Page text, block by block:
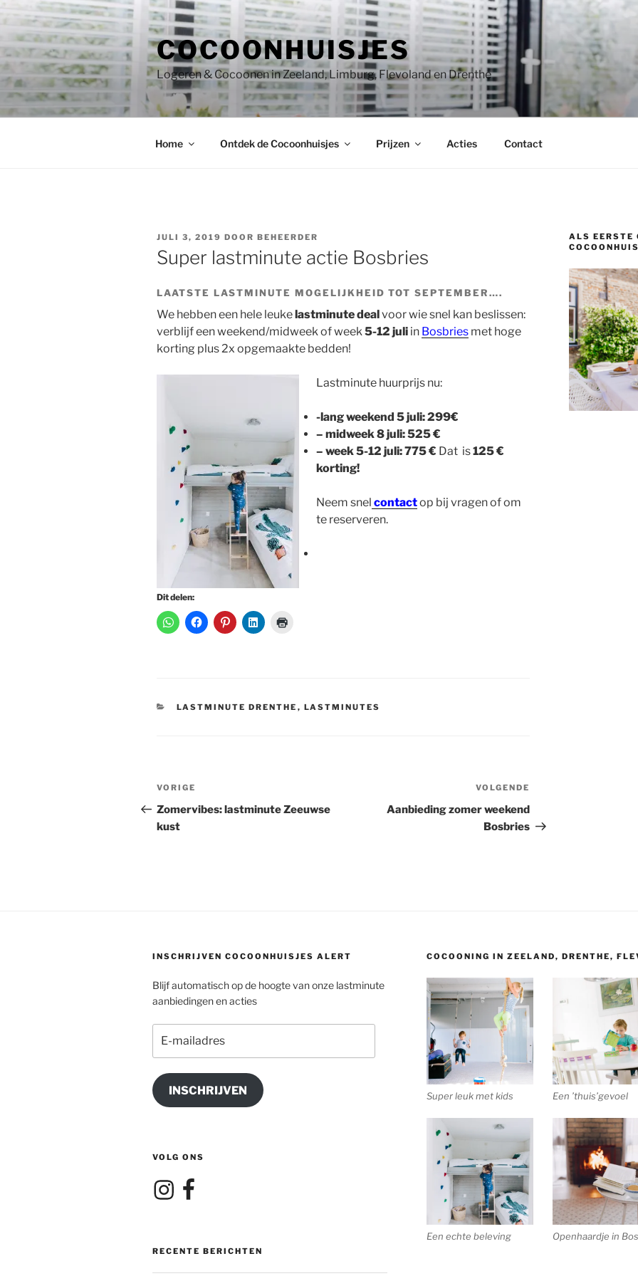
Ga
naar
inhoud
COCOONHUISJES
Logeren & Cocoonen in Zeeland, Limburg, Flevoland en Drenthe
Home Ontdek de Cocoonhuisjes Prijzen Acties Contact
GEPLAATST
OP
JULI 3, 2019 DOOR BEHEERDER
Super lastminute actie Bosbries
LAATSTE LASTMINUTE MOGELIJKHEID TOT SEPTEMBER….
We hebben een hele leukelastminute dealvoor wie snel kan beslissen:
verblijf een weekend/midweek of week5-12 juli in Bosbries met hoge
korting plus 2x opgemaakte bedden!
Lastminute huurprijs nu:
-lang weekend 5 juli: 299€
– midweek 8 juli: 525 €
– week 5-12 juli: 775 € Dat is125 €
korting!
Neem snel contactop bij vragen of om
te reserveren.
Dit delen:
CATEGORIEËN
LASTMINUTE DRENTHE , LASTMINUTES
Bericht
navigatie
Vorig
bericht
VORIGE
Zomervibes: lastminute Zeeuwse
kust
bericht
VOLGENDE
Aanbieding zomer weekend
Bosbries
ALS EERSTE
INSCHRIJVEN COCOONHUISJES ALERT
Blijf automatisch op de hoogte van onze lastminute
aanbiedingen en acties
mailadres
INSCHRIJVEN
VOLG ONS
InstagramFacebook
RECENTE BERICHTEN
COCOONING IN ZEELAND, DRENTHE,
Super leuk met kids Een ’thuis’gevoel
Een echte beleving Openhaardje in